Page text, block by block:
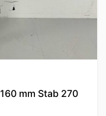
mm Stab 270